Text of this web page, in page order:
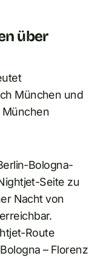
über
München und
München
Bologna-
Seite zu
Nacht von
Route
– Florenz